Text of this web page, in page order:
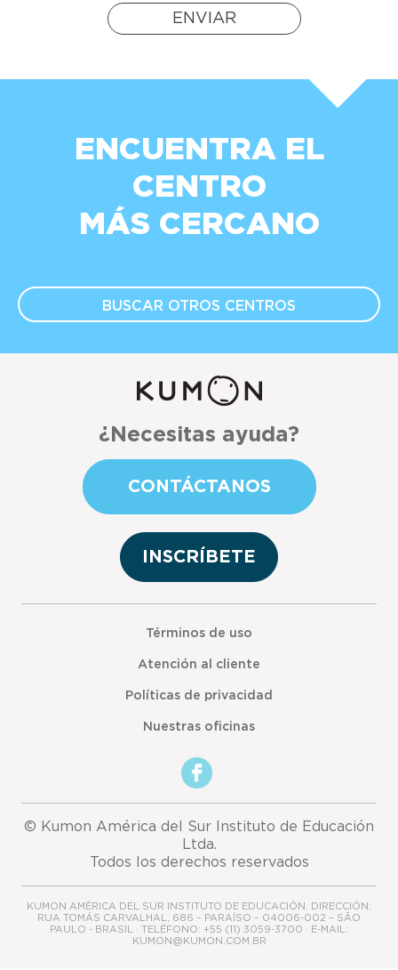
ENVIAR
ENCUENTRA EL
CENTRO
MÁS CERCANO
BUSCAR OTROS CENTROS
¿Necesitas ayuda?
CONTÁCTANOS
INSCRÍBETE
Términos de uso
Atención al cliente
Políticas de privacidad
Nuestras oficinas
© Kumon América del Sur Instituto de Educación
Ltda.
Todos los derechos reservados
KUMON AMÉRICA DEL SUR INSTITUTO DE EDUCACIÓN. DIRECCIÓN:
RUA TOMÁS CARVALHAL, 686 – PARAÍSO – 04006-002 – SÃO
PAULO - BRASIL · TELÉFONO: +55 (11) 3059-3700 · E-MAIL:
KUMON@KUMON.COM.BR